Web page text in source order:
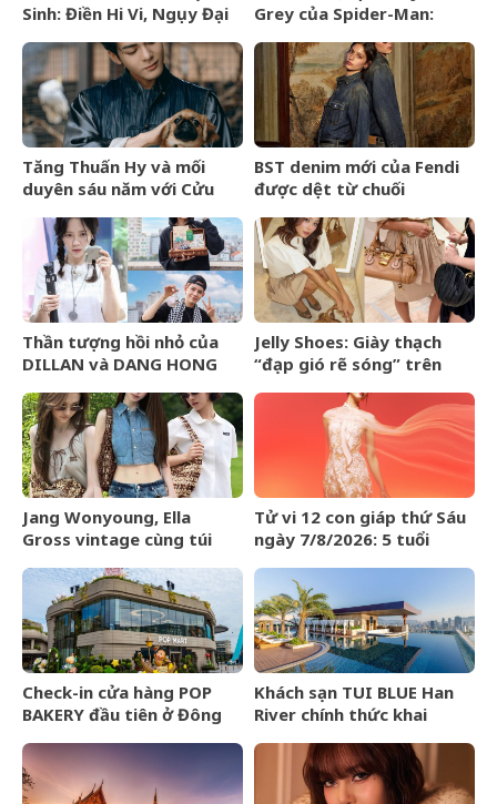
Sinh: Điền Hi Vi, Ngụy Đại
thượng lưu
Grey của Spider-Man:
Tăng Thuấn Hy và mối
duyên sáu năm với Cửu
BST denim mới của Fendi
được dệt từ chuối
Thần tượng hồi nhỏ của
DILLAN và DANG HONG
Jelly Shoes: Giày thạch
“đạp gió rẽ sóng” trên
Jang Wonyoung, Ella
Gross vintage cùng túi
Tử vi 12 con giáp thứ Sáu
ngày 7/8/2026: 5 tuổi
Check-in cửa hàng POP
BAKERY đầu tiên ở Đông
Khách sạn TUI BLUE Han
River chính thức khai